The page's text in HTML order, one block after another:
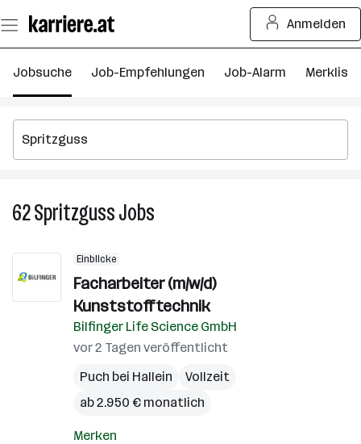
Seiteninhalt
springen
Anmelden
Jobsuche Job-Empfehlungen Job-Alarm Merkliste
62SpritzgussJobs
Einblicke
Facharbeiter (m/w/d)
Kunststofftechnik
Bilfinger Life Science GmbH
vor 2 Tagen veröffentlicht
Puch bei Hallein
Vollzeit
ab 2.950 € monatlich
Merken